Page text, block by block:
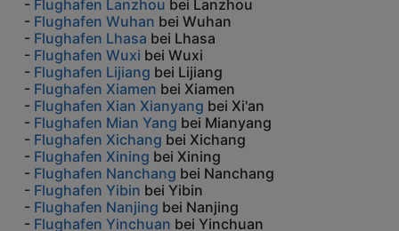
- Flughafen Lanzhou bei Lanzhou
- Flughafen Wuhan bei Wuhan
- Flughafen Lhasa bei Lhasa
- Flughafen Wuxi bei Wuxi
- Flughafen Lijiang bei Lijiang
- Flughafen Xiamen bei Xiamen
- Flughafen Xian Xianyang bei Xi'an
- Flughafen Mian Yang bei Mianyang
- Flughafen Xichang bei Xichang
- Flughafen Xining bei Xining
- Flughafen Nanchang bei Nanchang
- Flughafen Yibin bei Yibin
- Flughafen Nanjing bei Nanjing
- Flughafen Yinchuan bei Yinchuan